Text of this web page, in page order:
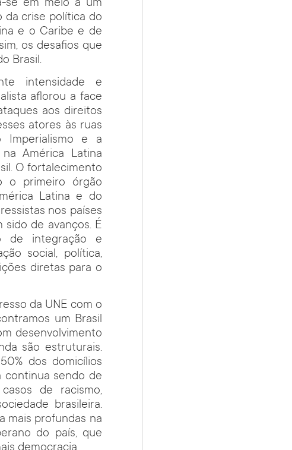
se em meio a um
da crise política do
e o Caribe e de
os desafios que
Brasil.
intensidade e
aflorou a face
aos direitos
atores às ruas
Imperialismo e a
América Latina
O fortalecimento
o primeiro órgão
Latina e do
nos países
de avanços. É
de integração e
social, política,
diretas para o
da UNE com o
um Brasil
desenvolvimento
são estruturais.
dos domicílios
continua sendo de
de racismo,
brasileira.
mais profundas na
do país, que